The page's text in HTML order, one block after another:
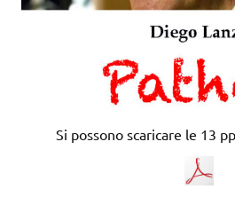
Si possono scaricare le 13